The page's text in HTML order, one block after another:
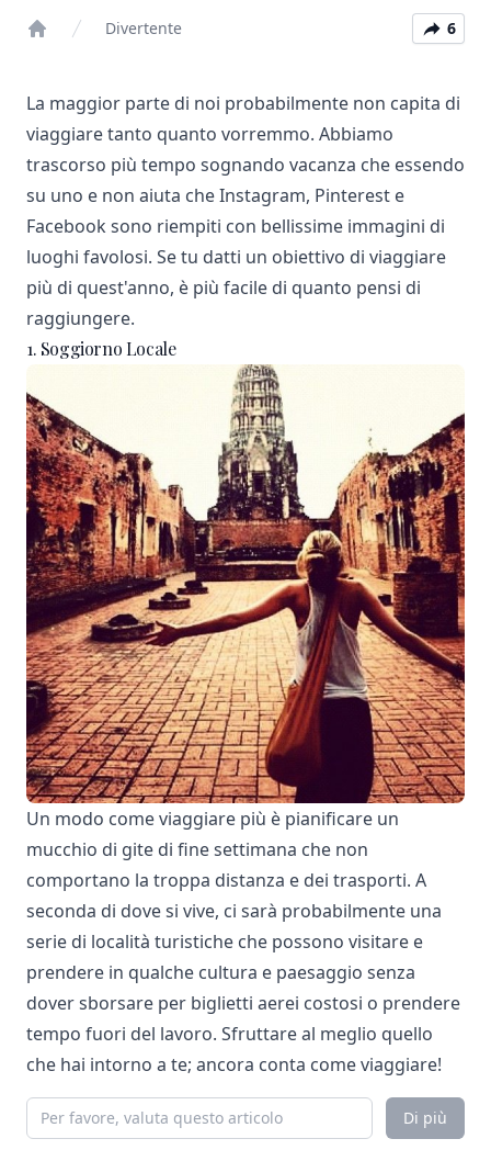
Divertente 6
La maggior parte di noi probabilmente non capita di
viaggiare tanto quanto vorremmo. Abbiamo
trascorso più tempo sognando vacanza che essendo
su uno e non aiuta che Instagram, Pinterest e
Facebook sono riempiti con bellissime immagini di
luoghi favolosi. Se tu datti un obiettivo di viaggiare
più di quest'anno, è più facile di quanto pensi di
raggiungere.
1. Soggiorno Locale
Un modo come viaggiare più è pianificare un
mucchio di gite di fine settimana che non
comportano la troppa distanza e dei trasporti. A
seconda di dove si vive, ci sarà probabilmente una
serie di località turistiche che possono visitare e
prendere in qualche cultura e paesaggio senza
dover sborsare per biglietti aerei costosi o prendere
tempo fuori del lavoro. Sfruttare al meglio quello
che hai intorno a te; ancora conta come viaggiare!
Di più